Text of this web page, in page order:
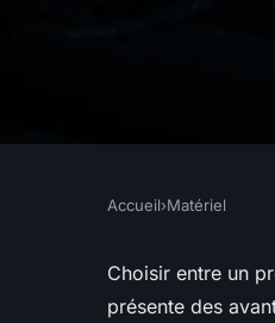
entre
Accueil›Matériel
Choisir entre un
présente des